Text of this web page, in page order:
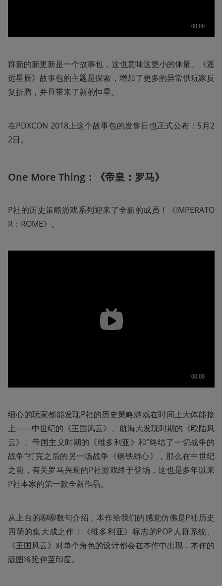
群新的新更新是一个故事包，这也意味这更小的体量。《遥
远星辰》故事包的主题是探索，增加了更多的异常供玩家反
复折腾，并且带来了新的恒星。
在PDXCON 2018上这个故事包的发售日也正式公布：5月2
2日。
One More Thing：《帝皇：罗马》
P社的历史策略游戏系列迎来了全新的成员！《IMPERATO
R：ROME》。
细心的玩家都能发现P社的历史策略游戏在时间上大体能接
上——中世纪的《王国风云》、航海大发现时期的《欧陆风
云》、帝国主义时期的《维多利亚》和“终结了一切战争的
战争”打完之后的另一场战争《钢铁雄心》，那么在中世纪
之前，有关罗马兴衰的P社游戏终于登场，这也是多年以来
P社本家的第一款全新作品。
从上台的聊聊数句介绍，本作给我们的感觉仿佛是P社历史
四萌的集大成之作：《维多利亚》标志的POP人群系统、
《王国风云》对单个角色的设计都会在本作中出现，本作的
版图将延伸至印度。